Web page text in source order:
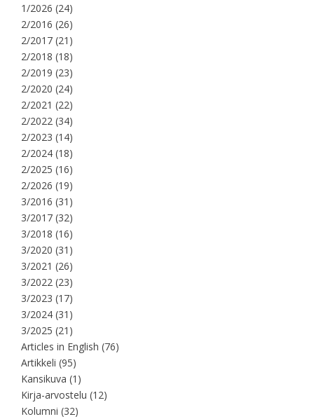
1/2026 (24)
2/2016 (26)
2/2017 (21)
2/2018 (18)
2/2019 (23)
2/2020 (24)
2/2021 (22)
2/2022 (34)
2/2023 (14)
2/2024 (18)
2/2025 (16)
2/2026 (19)
3/2016 (31)
3/2017 (32)
3/2018 (16)
3/2020 (31)
3/2021 (26)
3/2022 (23)
3/2023 (17)
3/2024 (31)
3/2025 (21)
Articles in English (76)
Artikkeli (95)
Kansikuva (1)
Kirja-arvostelu (12)
Kolumni (32)